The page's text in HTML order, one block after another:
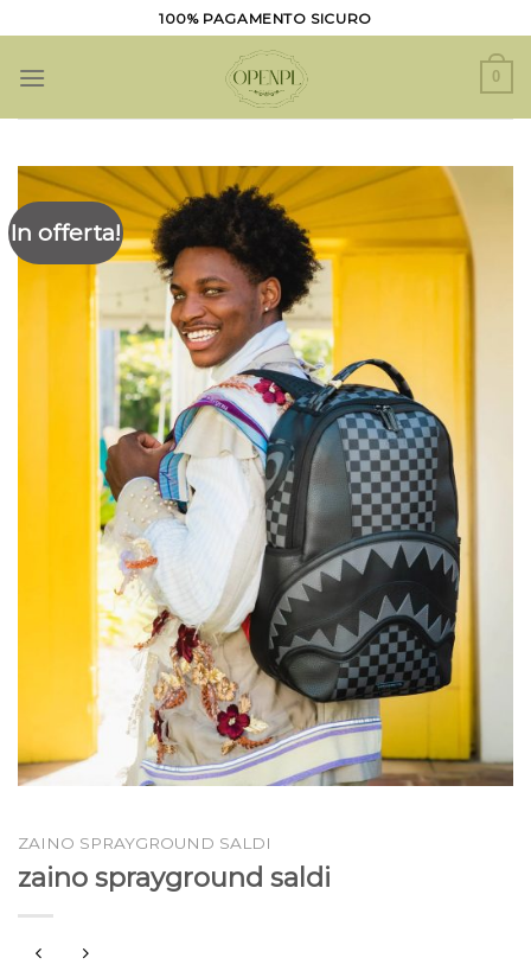
ai
contenuti
100% PAGAMENTO SICURO
0
In offerta!
ZAINO SPRAYGROUND SALDI
zaino sprayground saldi